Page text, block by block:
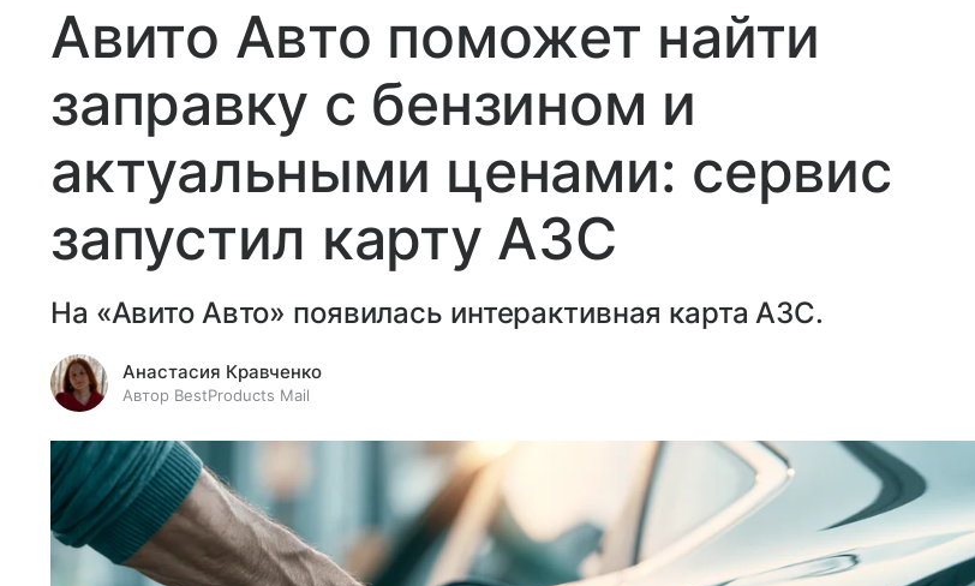
Авито Авто поможет найти
заправку с бензином и
актуальными ценами: сервис
запустил карту АЗС
На «Авито Авто» появилась интерактивная карта АЗС.
Анастасия Кравченко
Автор BestProducts Mail